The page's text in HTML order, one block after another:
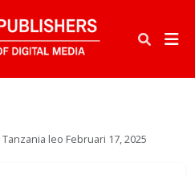
leo Februari 17, 2025